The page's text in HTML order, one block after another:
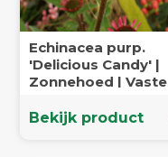
Echinacea purp.
'Delicious Candy' |
Zonnehoed | Vaste
Bekijk product